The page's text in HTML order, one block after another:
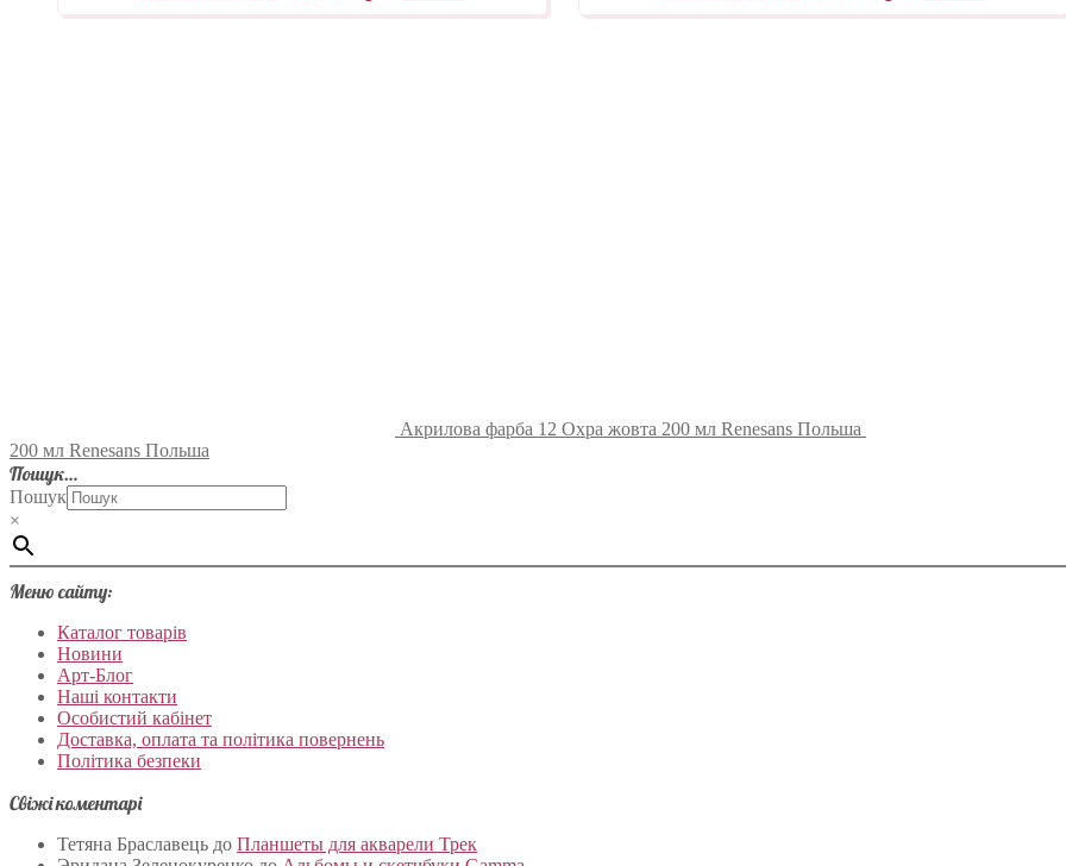
Акрилова фарба 12 Охра жовта 200 мл Renesans Польша
200 мл Renesans Польша
Пошук…
Пошук
×
Меню сайту:
Каталог товарів
Новини
Арт-Блог
Наші контакти
Особистий кабінет
Доставка, оплата та політика повернень
Політика безпеки
Свіжі коментарі
Тетяна Браславець до Планшеты для акварели Трек